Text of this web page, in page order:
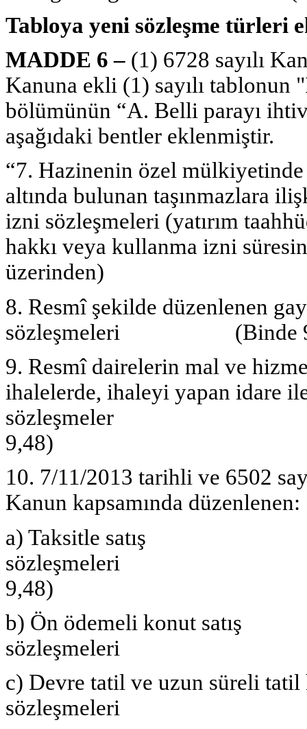
Tabloya yeni sözleşme türleri
MADDE 6 – (1) 6728 sayılı
Kanuna ekli (1) sayılı
bölümünün “A. Belli parayı
aşağıdaki bentler eklenmiştir.
“7. Hazinenin özel
altında bulunan taşınmazlara
izni sözleşmeleri (yatırım
hakkı veya kullanma izni
üzerinden)
8. Resmî şekilde düzenlenen
sözleşmeleri (Binde
9. Resmî dairelerin mal ve
ihalelerde, ihaleyi yapan idare
9,48)
10. 7/11/2013 tarihli ve 6502
Kanun kapsamında düzenlenen:
a) Taksitle satış
9,48)
b) Ön ödemeli konut satış
sözleşmeleri
c) Devre tatil ve uzun süreli
sözleşmeleri